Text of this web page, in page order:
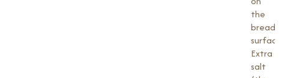
the
bread’s
surface.
Extra
salt